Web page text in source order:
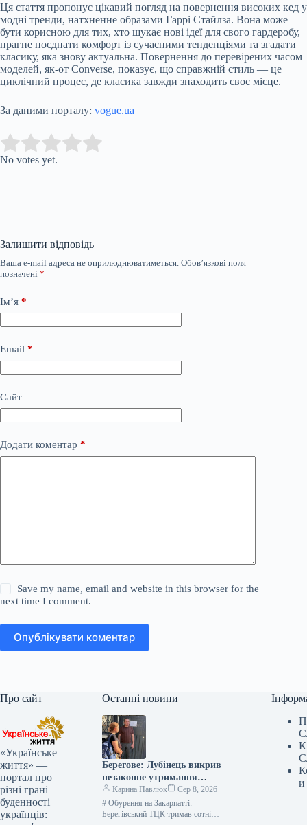
Ця стаття пропонує цікавий погляд на повернення високих кед у
модні тренди, натхненне образами Гаррі Стайлза. Вона може
бути корисною для тих, хто шукає нові ідеї для свого гардеробу,
прагне поєднати комфорт із сучасними тенденціями та згадати
класику, яка знову актуальна. Повернення до перевірених часом
моделей, як-от Converse, показує, що справжній стиль — це
циклічний процес, де класика завжди знаходить своє місце.
За даними порталу: vogue.ua
Rate this item:
No votes yet.
Залишити відповідь
Ваша e-mail адреса не оприлюднюватиметься. Обов’язкові поля
позначені *
Ім’я *
Email *
Сайт
Додати коментар *
Save my name, email and website in this browser for the
next time I comment.
Опублікувати коментар
Про сайт
«Українське
життя» —
портал про
різні грані
буденності
українців:
Останні новини
Берегове: Лубінець викрив
незаконне утримання
чоловіків з відстрочкою у
ТЦК
Карина Павлюк
Сер 8, 2026
# Обурення на Закарпатті:
Берегівський ТЦК тримав сотні
и